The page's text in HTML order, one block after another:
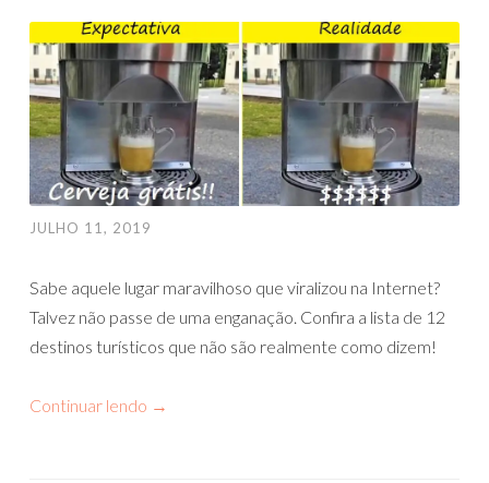
JULHO 11, 2019
Sabe aquele lugar maravilhoso que viralizou na Internet?
Talvez não passe de uma enganação. Confira a lista de 12
destinos turísticos que não são realmente como dizem!
Continuar lendo →